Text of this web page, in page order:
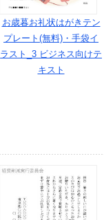
お歳暮お礼状はがきテン
プレート(無料)・手袋イ
ラスト_3 ビジネス向けテ
キスト